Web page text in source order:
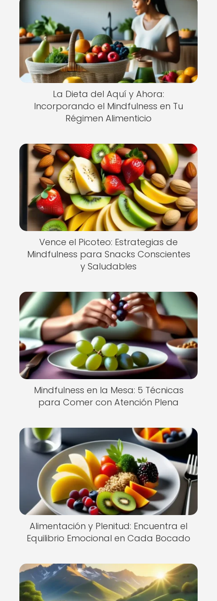
La Dieta del Aquí y Ahora:
Incorporando el Mindfulness en Tu
Régimen Alimenticio
Vence el Picoteo: Estrategias de
Mindfulness para Snacks Conscientes
y Saludables
Mindfulness en la Mesa: 5 Técnicas
para Comer con Atención Plena
Alimentación y Plenitud: Encuentra el
Equilibrio Emocional en Cada Bocado